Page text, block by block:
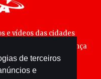
de terceiros
e
e vídeos das cidades
sobre política, segurança
popular.